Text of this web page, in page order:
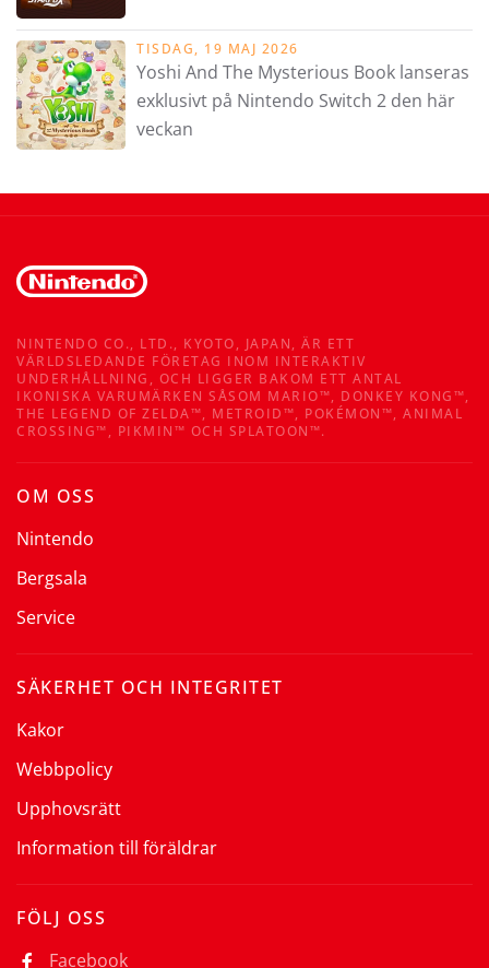
TISDAG, 19 MAJ 2026
Yoshi And The Mysterious Book lanseras
exklusivt på Nintendo Switch 2 den här
veckan
NINTENDO CO., LTD., KYOTO, JAPAN, ÄR ETT
VÄRLDSLEDANDE FÖRETAG INOM INTERAKTIV
UNDERHÅLLNING, OCH LIGGER BAKOM ETT ANTAL
IKONISKA VARUMÄRKEN SÅSOM MARIO™, DONKEY KONG™,
THE LEGEND OF ZELDA™, METROID™, POKÉMON™, ANIMAL
CROSSING™, PIKMIN™ OCH SPLATOON™.
OM OSS
Nintendo
Bergsala
Service
SÄKERHET OCH INTEGRITET
Kakor
Webbpolicy
Upphovsrätt
Information till föräldrar
FÖLJ OSS
Facebook